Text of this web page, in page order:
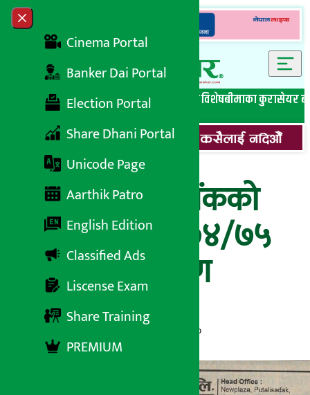
Skip to content
Close menu
Cinema Portal
Banker Dai Portal
Election Portal
Share Dhani Portal
Unicode Page
Aarthik Patro
English Edition
Classified Ads
Liscense Exam
Share Training
PREMIUM
सबै समाचारबेथिति मुर्दाबादबैंकिङ विशेष लघुवित्त विशेषबीमाका कुरासेयर
कैलाश बिकास बैंकको
चौथो त्रैमास २०७४/७५
को वित्तीय विवरण
१५ श्रावण २०७५, मंगलबार १३:२०